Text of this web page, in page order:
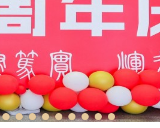
8 9 10 11 12 13 14